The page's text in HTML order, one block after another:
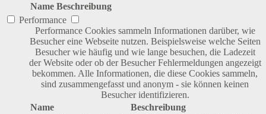
Name Beschreibung
Performance
Performance Cookies sammeln Informationen darüber, wie
Besucher eine Webseite nutzen. Beispielsweise welche Seiten
Besucher wie häufig und wie lange besuchen, die Ladezeit
der Website oder ob der Besucher Fehlermeldungen angezeigt
bekommen. Alle Informationen, die diese Cookies sammeln,
sind zusammengefasst und anonym - sie können keinen
Besucher identifizieren.
Name
Beschreibung